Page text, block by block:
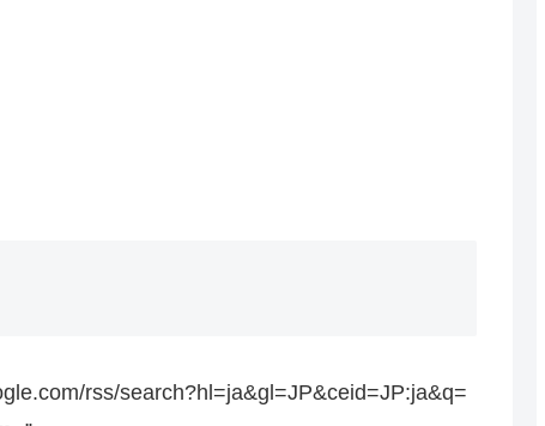
rss/search?hl=ja&gl=JP&ceid=JP:ja&q=